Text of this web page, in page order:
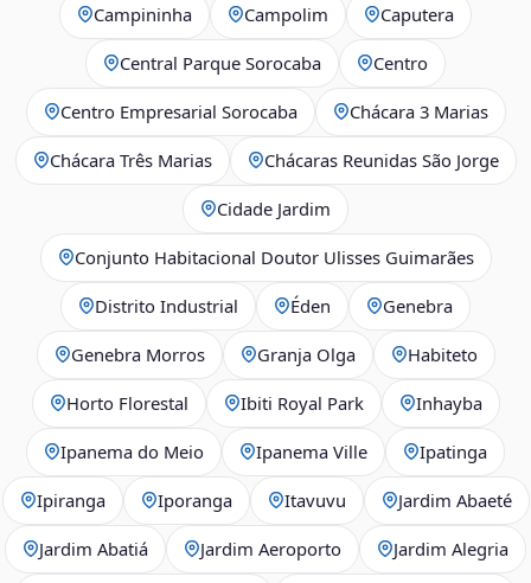
Campininha Campolim Caputera
Central Parque Sorocaba Centro
Centro Empresarial Sorocaba Chácara 3 Marias
Chácara Três Marias Chácaras Reunidas São Jorge
Cidade Jardim
Conjunto Habitacional Doutor Ulisses Guimarães
Distrito Industrial Éden Genebra
Genebra Morros Granja Olga Habiteto
Horto Florestal Ibiti Royal Park Inhayba
Ipanema do Meio Ipanema Ville Ipatinga
Ipiranga Iporanga Itavuvu Jardim Abaeté
Jardim Abatiá Jardim Aeroporto Jardim Alegria